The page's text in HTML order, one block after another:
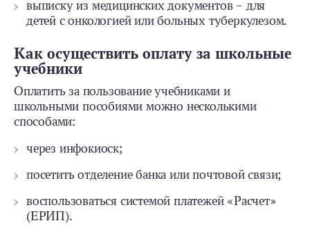
выписку из медицинских документов – для
детей с онкологией или больных туберкулезом.
Как осуществить оплату за школьные
учебники
Оплатить за пользование учебниками и
школьными пособиями можно несколькими
способами:
через инфокиоск;
посетить отделение банка или почтовой связи;
воспользоваться системой платежей «Расчет»
(ЕРИП).